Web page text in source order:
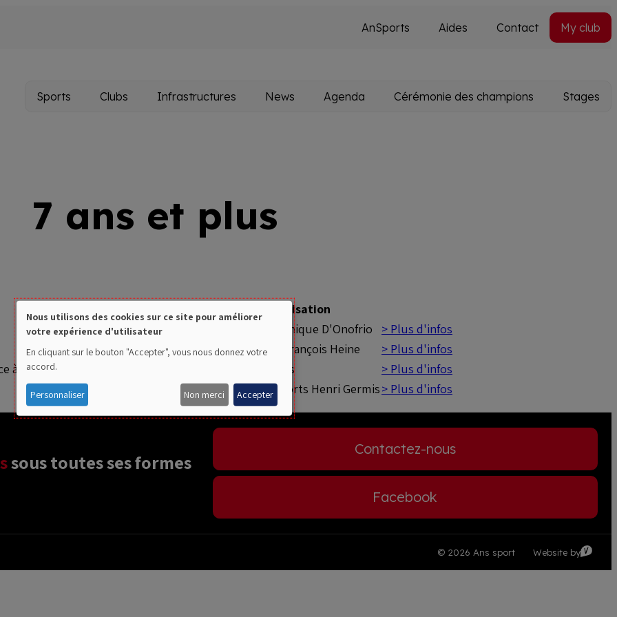
Secondary
AnSports Aides Contact
Utils
My club
Main
Sports Clubs Infrastructures News Agenda Cérémonie des champions Stages
7 ans et plus
Localisation
Le Stade Dominique D'Onofrio
> Plus d'infos
Le Complexe François Heine
> Plus d'infos
à l'eau et leçons de natation, Natation La Piscine d’Ans
> Plus d'infos
Le Hall des Sports Henri Germis> Plus d'infos
sous toutes ses formes
Contactez-nous
Facebook
© 2026 Ans sport Website by
Use
of
personal
data
and
Nous utilisons des cookies sur ce site pour améliorer
votre expérience d'utilisateur
En cliquant sur le bouton "Accepter", vous nous donnez votre
accord.
Personnaliser Non merci Accepter